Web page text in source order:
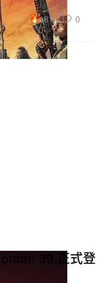
18.4K 0
39 正式登